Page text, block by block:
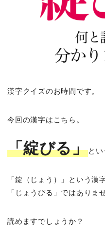
漢字クイズのお時間です。
今回の漢字はこちら。
「綻びる」とい
「錠（じょう）」という漢
「じょうびる」ではありま
読めますでしょうか？